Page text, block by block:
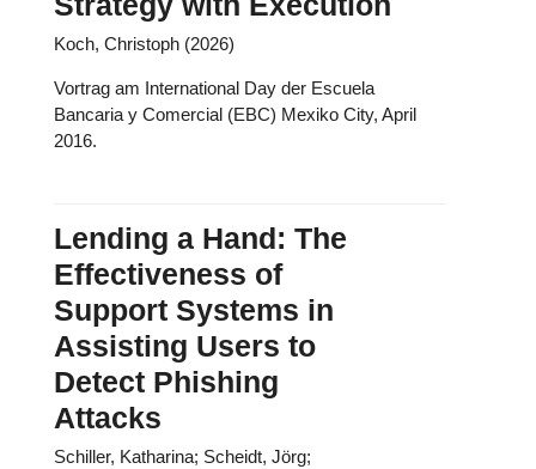
Koch, Christoph (2026)
Vortrag am International Day der Escuela
Bancaria y Comercial (EBC) Mexiko City, April
2016.
Lending a Hand: The
Effectiveness of
Support Systems in
Assisting Users to
Detect Phishing
Attacks
Schiller, Katharina; Scheidt, Jörg;